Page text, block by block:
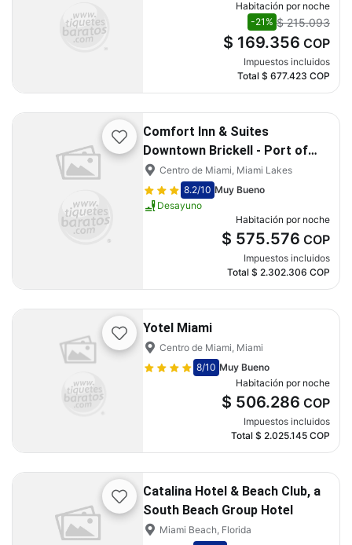
Habitación por noche
-21% $ 215.093
$ 169.356 COP
Impuestos incluidos
Total $ 677.423 COP
Comfort Inn & Suites
Downtown Brickell - Port of
Miami
Centro de Miami, Miami Lakes
8.2/10 Muy Bueno
Desayuno
Habitación por noche
$ 575.576 COP
Impuestos incluidos
Total $ 2.302.306 COP
Yotel Miami
Centro de Miami, Miami
8/10 Muy Bueno
Habitación por noche
$ 506.286 COP
Impuestos incluidos
Total $ 2.025.145 COP
Catalina Hotel & Beach Club, a
South Beach Group Hotel
Miami Beach, Florida